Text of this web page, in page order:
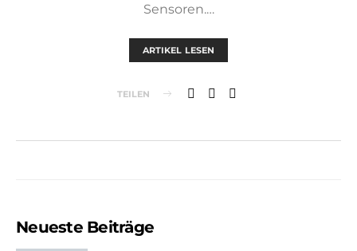
Sensoren.…
ARTIKEL LESEN
TEILEN
Neueste Beiträge